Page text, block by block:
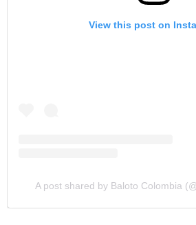
View this post on
A post shared by Baloto Colombia